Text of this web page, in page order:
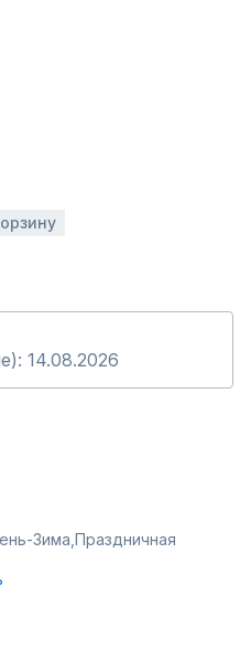
14.08.2026
Зима, Праздничная